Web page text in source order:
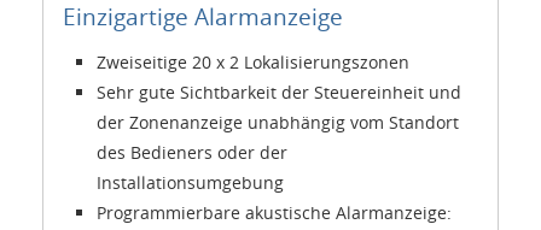
Einzigartige Alarmanzeige
Zweiseitige 20 x 2 Lokalisierungszonen
Sehr gute Sichtbarkeit der Steuereinheit und
der Zonenanzeige unabhängig vom Standort
des Bedieners oder der
Installationsumgebung
Programmierbare akustische Alarmanzeige: